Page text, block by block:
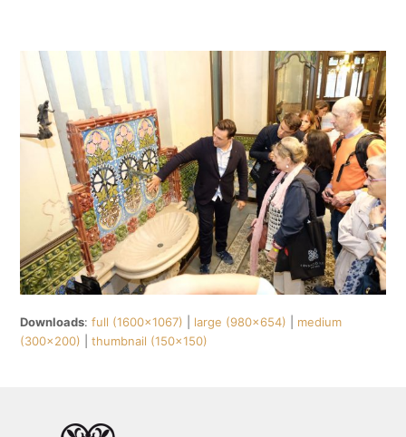
Downloads:full (1600x1067) large (980x654)
medium
(300x200) |thumbnail (150x150)